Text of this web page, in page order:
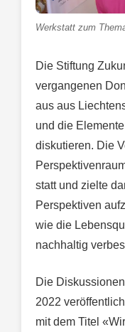
Werkstatt zum
Die Stiftung
vergangenen
aus aus
und die
diskutieren. Die
statt und zielte
Perspektiven
wie die
nachhaltig
Die
2022
mit dem Titel